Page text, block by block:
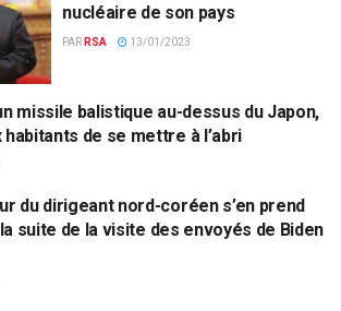
nucléaire de son pays
PAR RSA 13/01/2023
missile balistique au-dessus du Japon,
habitants de se mettre à l’abri
du dirigeant nord-coréen s’en prend
suite de la visite des envoyés de Biden